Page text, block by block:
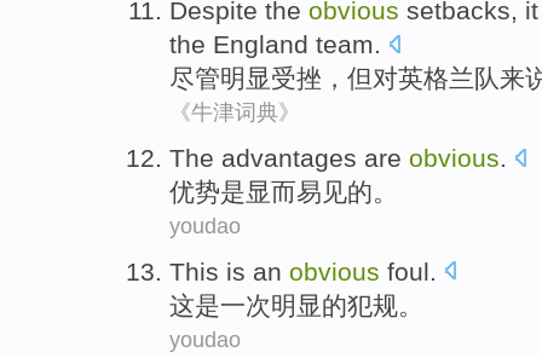
Despite the obvious setbacks, it
the England team.
尽管明显受挫 ， 但对英格兰队来
《牛津词典》
The advantages are obvious.
优势是显而易见的。
youdao
This is an obvious foul
这是一次明显的犯规。
youdao